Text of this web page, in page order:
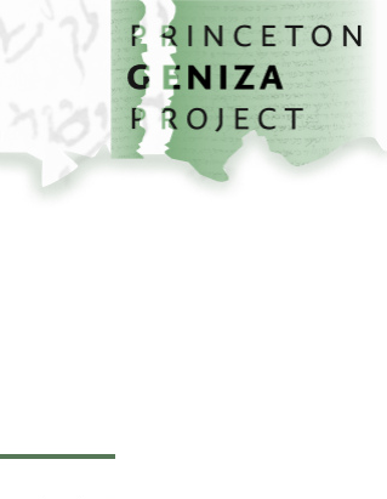
تخطي إلى المحتوى الرئيسي
الصفحة الرئيسية